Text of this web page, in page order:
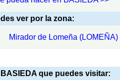
ver por la zona:
Mirador de Lomeña (LOMEÑA)
que puedes visitar: